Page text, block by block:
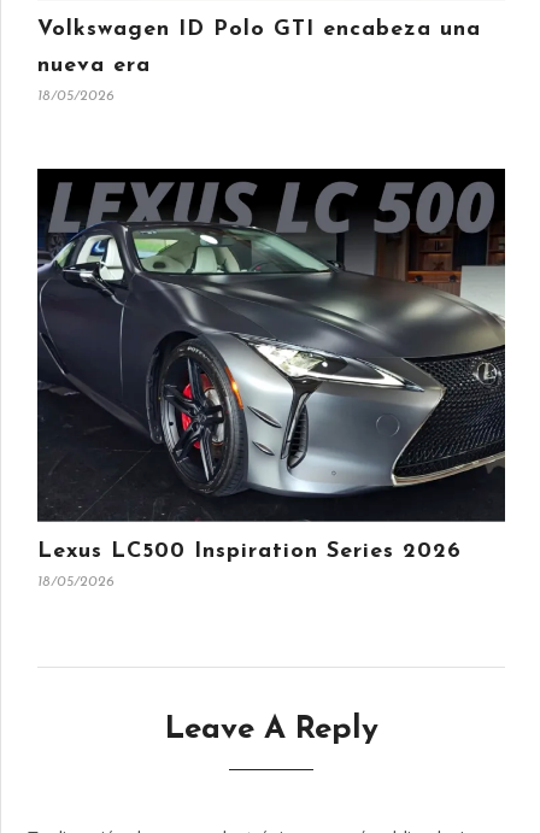
Volkswagen ID Polo GTI encabeza una
nueva era
18/05/2026
Lexus LC500 Inspiration Series 2026
18/05/2026
Leave A Reply